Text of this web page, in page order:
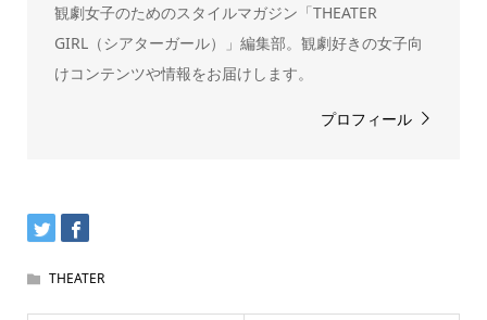
観劇女子のためのスタイルマガジン「THEATER
GIRL（シアターガール）」編集部。観劇好きの女子向
けコンテンツや情報をお届けします。
プロフィール
THEATER